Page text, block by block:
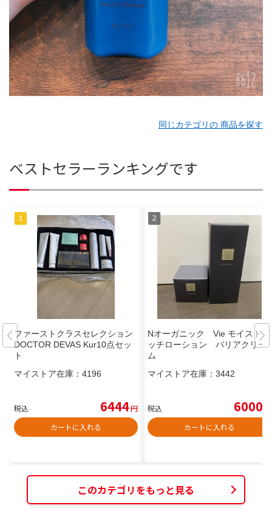
同じカテゴリの 商品を探す
ベストセラーランキングです
ファーストクラスセレクション
DOCTOR DEVAS Kur10点セッ
ト
マイストア在庫： 4196
税込 6444円
カートに入れる
Nオーガニック Vie モイストリ
ッチローション バリアクリー
ム
マイストア在庫： 3442
税込 6000
カートに入れる
このカテゴリをもっと見る